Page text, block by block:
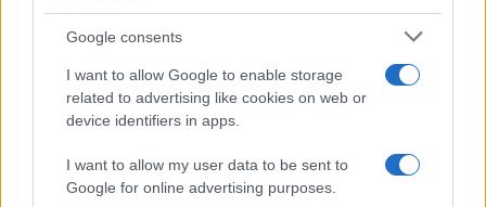
Google consents
I want to allow Google to enable storage
related to advertising like cookies on web or
device identifiers in apps.
I want to allow my user data to be sent to
Google for online advertising purposes.